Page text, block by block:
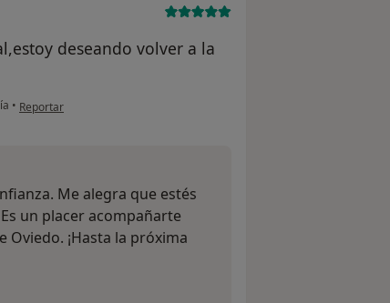
deseando volver a la
• en opinión del usuario Ana belen
Reportar
Me alegra que estés
un placer acompañarte
¡Hasta la próxima